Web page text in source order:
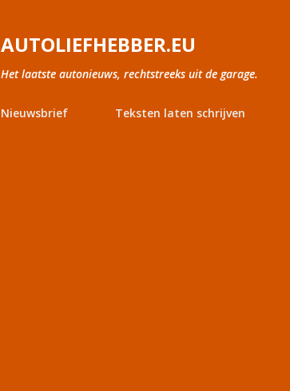
AUTOLIEFHEBBER.EU
Het laatste autonieuws, rechtstreeks uit de garage.
Nieuwsbrief Teksten laten schrijven